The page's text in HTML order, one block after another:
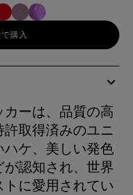
購入
ーは、品質の高
取得済みのユニ
ケ、美しい発色
認知され、世界
に愛用されてい